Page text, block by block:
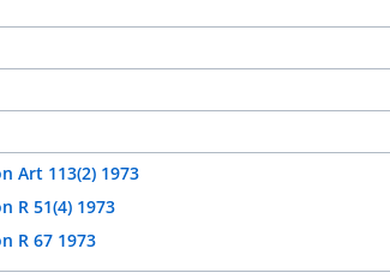
Art 113(2) 1973
R 51(4) 1973
R 67 1973